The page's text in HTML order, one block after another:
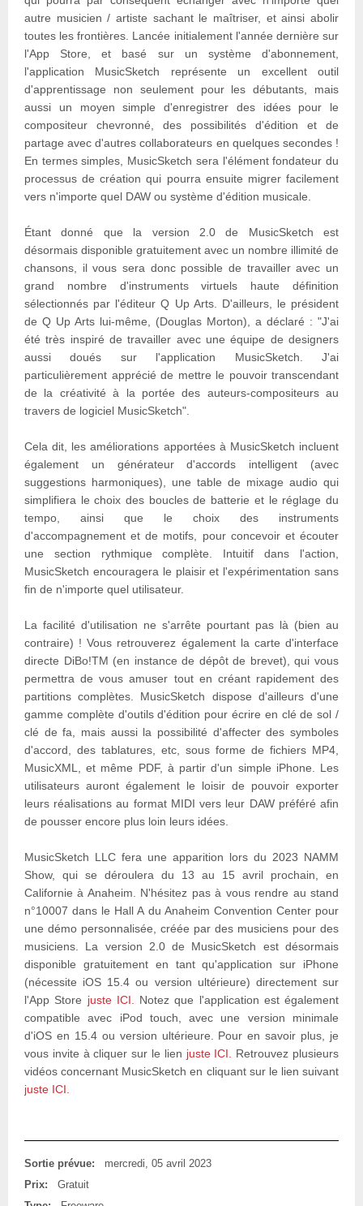
autre musicien / artiste sachant le maîtriser, et ainsi abolir
toutes les frontières. Lancée initialement l'année dernière sur
l'App Store, et basé sur un système d'abonnement,
l'application MusicSketch représente un excellent outil
d'apprentissage non seulement pour les débutants, mais
aussi un moyen simple d'enregistrer des idées pour le
compositeur chevronné, des possibilités d'édition et de
partage avec d'autres collaborateurs en quelques secondes !
En termes simples, MusicSketch sera l'élément fondateur du
processus de création qui pourra ensuite migrer facilement
vers n'importe quel DAW ou système d'édition musicale.
Étant donné que la version 2.0 de MusicSketch est
désormais disponible gratuitement avec un nombre illimité de
chansons, il vous sera donc possible de travailler avec un
grand nombre d'instruments virtuels haute définition
sélectionnés par l'éditeur Q Up Arts. D'ailleurs, le président
de Q Up Arts lui-même, (Douglas Morton), a déclaré : "J'ai
été très inspiré de travailler avec une équipe de designers
aussi doués sur l'application MusicSketch. J'ai
particulièrement apprécié de mettre le pouvoir transcendant
de la créativité à la portée des auteurs-compositeurs au
travers de logiciel MusicSketch".
Cela dit, les améliorations apportées à MusicSketch incluent
également un générateur d'accords intelligent (avec
suggestions harmoniques), une table de mixage audio qui
simplifiera le choix des boucles de batterie et le réglage du
tempo, ainsi que le choix des instruments
d'accompagnement et de motifs, pour concevoir et écouter
une section rythmique complète. Intuitif dans l'action,
MusicSketch encouragera le plaisir et l'expérimentation sans
fin de n'importe quel utilisateur.
La facilité d'utilisation ne s'arrête pourtant pas là (bien au
contraire) ! Vous retrouverez également la carte d'interface
directe DiBo!TM (en instance de dépôt de brevet), qui vous
permettra de vous amuser tout en créant rapidement des
partitions complètes. MusicSketch dispose d'ailleurs d'une
gamme complète d'outils d'édition pour écrire en clé de sol /
clé de fa, mais aussi la possibilité d'affecter des symboles
d'accord, des tablatures, etc, sous forme de fichiers MP4,
MusicXML, et même PDF, à partir d'un simple iPhone. Les
utilisateurs auront également le loisir de pouvoir exporter
leurs réalisations au format MIDI vers leur DAW préféré afin
de pousser encore plus loin leurs idées.
MusicSketch LLC fera une apparition lors du 2023 NAMM
Show, qui se déroulera du 13 au 15 avril prochain, en
Californie à Anaheim. N'hésitez pas à vous rendre au stand
n°10007 dans le Hall A du Anaheim Convention Center pour
une démo personnalisée, créée par des musiciens pour des
musiciens. La version 2.0 de MusicSketch est désormais
disponible gratuitement en tant qu'application sur iPhone
(nécessite iOS 15.4 ou version ultérieure) directement sur
l'App Store juste ICI. Notez que l'application est également
compatible avec iPod touch, avec une version minimale
d'iOS en 15.4 ou version ultérieure. Pour en savoir plus, je
vous invite à cliquer sur le lien juste ICI.
Retrouvez plusieurs
vidéos concernant MusicSketch en cliquant sur le lien suivant
juste ICI.
Sortie prévue:
mercredi, 05 avril 2023
Prix:
Gratuit